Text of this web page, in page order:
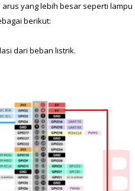
yang lebih besar seperti lampu
berikut:
dari beban listrik.